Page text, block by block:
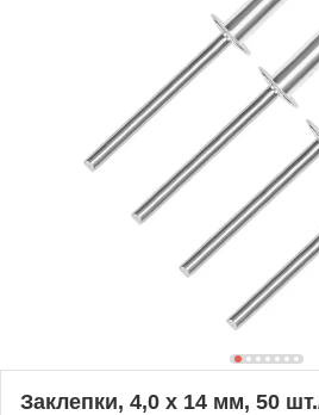
Заклепки, 4,0 х 14 мм, 50